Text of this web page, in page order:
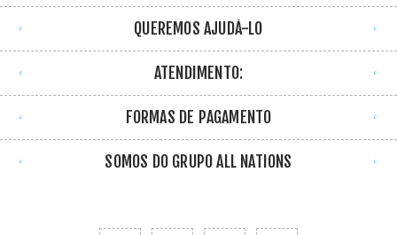
QUEREMOS AJUDÁ-LO
ATENDIMENTO:
FORMAS DE PAGAMENTO
SOMOS DO GRUPO ALL NATIONS